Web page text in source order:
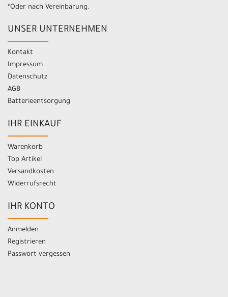
*Oder nach Vereinbarung.
UNSER UNTERNEHMEN
Kontakt
Impressum
Datenschutz
AGB
Batterieentsorgung
IHR EINKAUF
Warenkorb
Top Artikel
Versandkosten
Widerrufsrecht
IHR KONTO
Anmelden
Registrieren
Passwort vergessen